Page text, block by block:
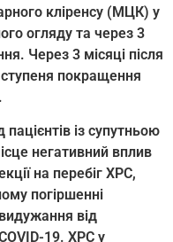
кліренсу (МЦК) у
огляду та через 3
Через 3 місяці після
покращення
пацієнтів із супутньою
негативний вплив
на перебіг ХРС,
погіршенні
від
19. ХРС у